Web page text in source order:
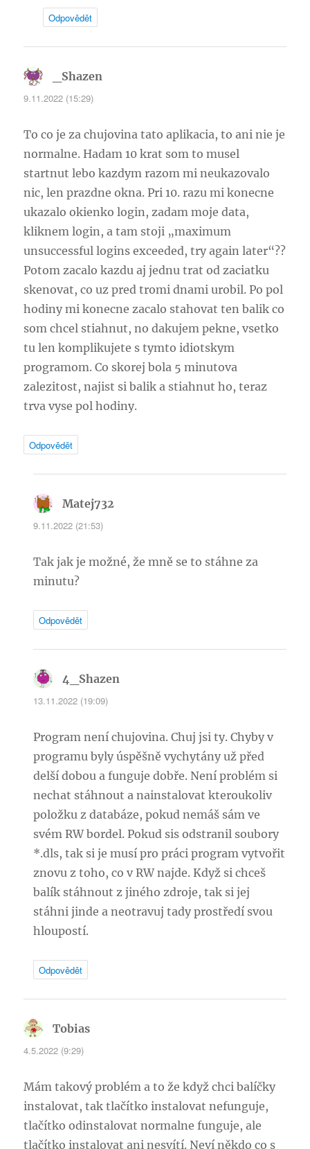
Odpovědět
_Shazen
9.11.2022 (15:29)
To co je za chujovina tato aplikacia, to ani nie je
normalne. Hadam 10 krat som to musel
startnut lebo kazdym razom mi neukazovalo
nic, len prazdne okna. Pri 10. razu mi konecne
ukazalo okienko login, zadam moje data,
kliknem login, a tam stoji „maximum
unsuccessful logins exceeded, try again later“??
Potom zacalo kazdu aj jednu trat od zaciatku
skenovat, co uz pred tromi dnami urobil. Po pol
hodiny mi konecne zacalo stahovat ten balik co
som chcel stiahnut, no dakujem pekne, vsetko
tu len komplikujete s tymto idiotskym
programom. Co skorej bola 5 minutova
zalezitost, najist si balik a stiahnut ho, teraz
trva vyse pol hodiny.
Odpovědět
Matej732
9.11.2022 (21:53)
Tak jak je možné, že mně se to stáhne za
minutu?
Odpovědět
4_Shazen
13.11.2022 (19:09)
Program není chujovina. Chuj jsi ty. Chyby v
programu byly úspěšně vychytány už před
delší dobou a funguje dobře. Není problém si
nechat stáhnout a nainstalovat kteroukoliv
položku z databáze, pokud nemáš sám ve
svém RW bordel. Pokud sis odstranil soubory
*.dls, tak si je musí pro práci program vytvořit
znovu z toho, co v RW najde. Když si chceš
balík stáhnout z jiného zdroje, tak si jej
stáhni jinde a neotravuj tady prostředí svou
hloupostí.
Odpovědět
Tobias
4.5.2022 (9:29)
Mám takový problém a to že když chci balíčky
instalovat, tak tlačítko instalovat nefunguje,
tlačítko odinstalovat normalne funguje, ale
tlačítko instalovat ani nesvítí. Neví někdo co s